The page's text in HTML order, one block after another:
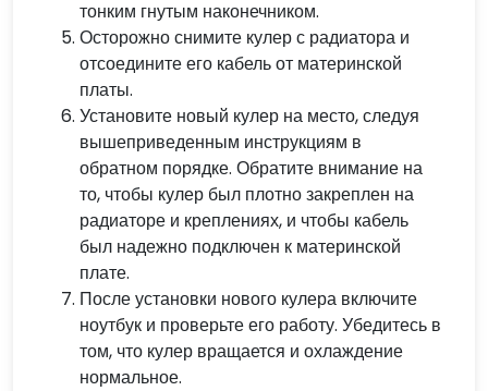
тонким гнутым наконечником.
Осторожно снимите кулер с радиатора и
отсоедините его кабель от материнской
платы.
Установите новый кулер на место, следуя
вышеприведенным инструкциям в
обратном порядке. Обратите внимание на
то, чтобы кулер был плотно закреплен на
радиаторе и креплениях, и чтобы кабель
был надежно подключен к материнской
плате.
После установки нового кулера включите
ноутбук и проверьте его работу. Убедитесь в
том, что кулер вращается и охлаждение
нормальное.